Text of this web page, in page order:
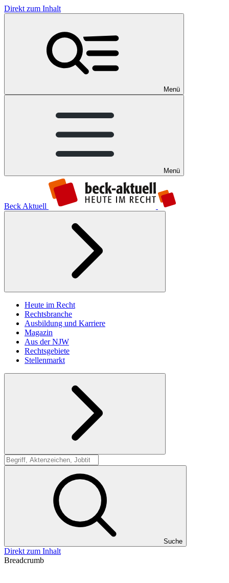
Direkt zum Inhalt
Menü
Menü
Beck Aktuell
Heute im Recht
Rechtsbranche
Ausbildung und Karriere
Magazin
Aus der NJW
Rechtsgebiete
Stellenmarkt
Suche
Suche
Direkt zum Inhalt
Breadcrumb